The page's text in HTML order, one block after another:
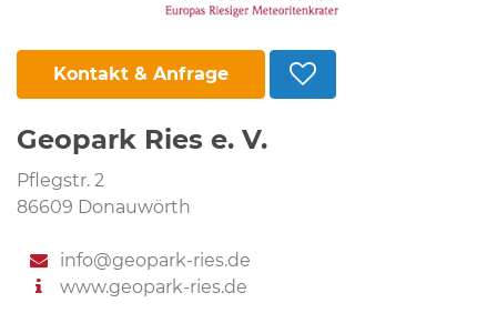
Kontakt & Anfrage
Geopark Ries e. V.
Pflegstr. 2
86609 Donauwörth
info@geopark-ries.de
www.geopark-ries.de